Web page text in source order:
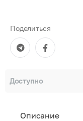
Поделиться
Доступно
Описание